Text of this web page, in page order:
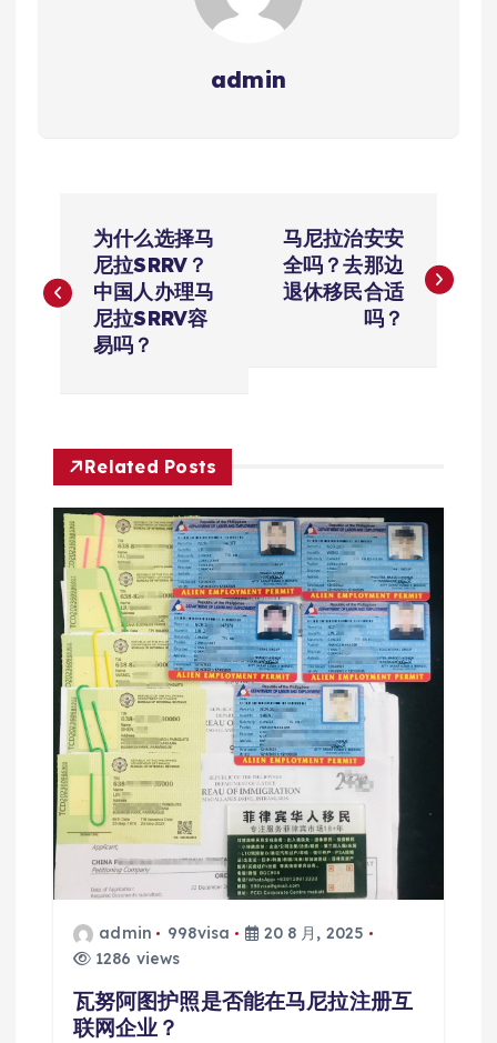
admin
章
为什么选择马
尼拉SRRV？
中国人办理马
尼拉SRRV容
易吗？
马尼拉治安安
全吗？去那边
退休移民合适
吗？
Related Posts
admin 998visa
20 8 月, 2025
1286 views
瓦努阿图护照是否能在马尼拉注册互
联网企业？